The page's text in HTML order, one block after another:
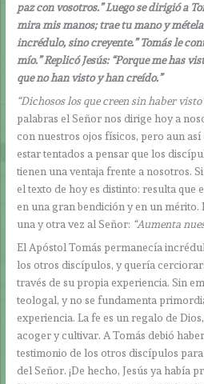
paz con vosotros.” Luego se dirigió a
mira mis manos; trae tu mano y
incrédulo, sino creyente.” Tomás le
mío.” Replicó Jesús: “Porque me has
que no han visto y han creído.”
“Dichosos los que creen sin haber
palabras el Señor nos dirige hoy a
con nuestros ojos físicos, pero aun
estar tentados a pensar que los
tienen una ventaja frente a nosotros.
el texto de hoy es distinto: resulta que
en una gran bendición y en un
una y otra vez al Señor: “Aumenta
El Apóstol Tomás permanecía
los otros discípulos, y quería
través de su propia experiencia. Sin
teologal, y no se fundamenta
experiencia. La fe es un regalo de
acoger y cultivar. A Tomás debió
testimonio de los otros discípulos
del Señor. ¡De hecho, Jesús ya había